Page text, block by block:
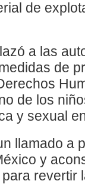
de
a las
de
de los
y sexual
llamado a
y
revertir